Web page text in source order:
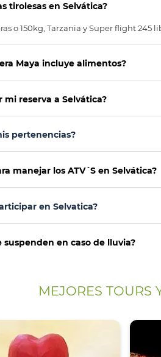
tirolesas en Selvática?
o 150kg, Tarzania y Super flight 245
Maya incluye alimentos?
reserva a Selvática?
pertenencias?
manejar los ATV´S en Selvática?
en Selvatica?
suspenden en caso de lluvia?
MEJORES TOURS